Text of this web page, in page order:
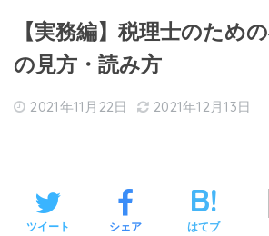
【実務編】税理士のため
の見方・読み方
2021年11月22日 2021年12月13日
ツイート シェア はてブ